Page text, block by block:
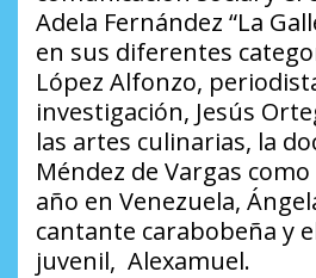
Adela Fernández “La
en sus diferentes
López Alfonzo,
investigación, Jesús
las artes culinarias, la
Méndez de Vargas
año en Venezuela,
cantante carabobeña y
juvenil, Alexamuel.